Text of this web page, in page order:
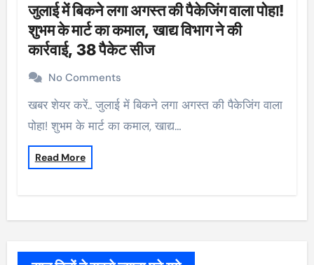
जुलाई में बिकने लगा अगस्त की पैकेजिंग वाला पोहा!
शुभम के मार्ट का कमाल, खाद्य विभाग ने की
कार्रवाई, 38 पैकेट सीज
No Comments
खबर शेयर करें.. जुलाई में बिकने लगा अगस्त की पैकेजिंग वाला
पोहा! शुभम के मार्ट का कमाल, खाद्य…
Read More